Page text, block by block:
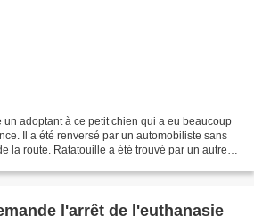
un adoptant à ce petit chien qui a eu beaucoup
Il a été renversé par un automobiliste sans
la route. Ratatouille a été trouvé par un autre
l'arrêt de l'euthanasie